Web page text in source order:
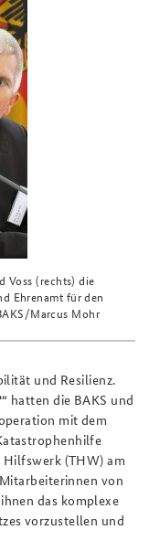
Voss (rechts) die
Ehrenamt für den
Marcus Mohr
und Resilienz.
hatten die BAKS und
mit dem
Hilfswerk (THW) am
von
das komplexe
vorzustellen und